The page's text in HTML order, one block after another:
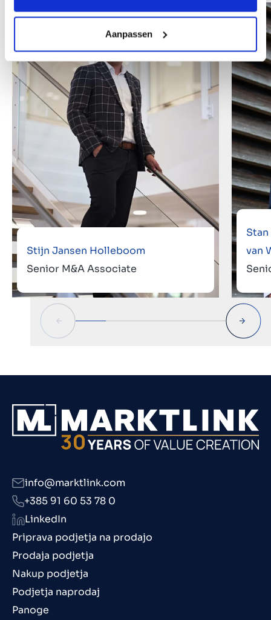
Aanpassen
Stijn Jansen Holleboom
Senior M&A Associate
van
Priprava podjetja na prodajo
Prodaja podjetja
Nakup podjetja
Podjetja naprodaj
Panoge
info@marktlink.com
+385 91 60 53 78 0
LinkedIn